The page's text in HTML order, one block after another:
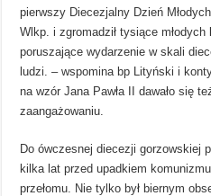
pierwszy Diecezjalny Dzień
Wlkp. i zgromadził tysiące młodych
poruszające wydarzenie w skali
ludzi. – wspomina bp Lityński i
na wzór Jana Pawła II dawało się
zaangażowaniu.
Do ówczesnej diecezji gorzowskiej
kilka lat przed upadkiem
przełomu. Nie tylko był biernym